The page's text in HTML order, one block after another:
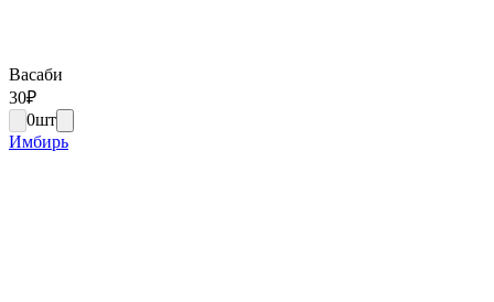
Васаби
30₽
0шт
Имбирь